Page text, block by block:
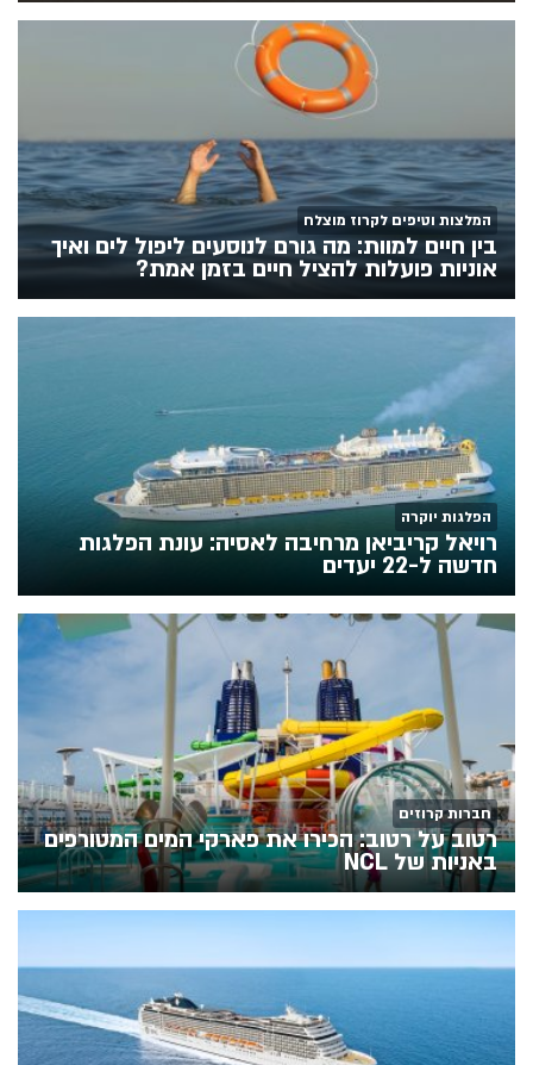
המלצות וטיפים לקרוז מוצלח
בין חיים למוות: מה גורם לנוסעים ליפול לים ואיך
אוניות פועלות להציל חיים בזמן אמת?
הפלגות יוקרה
רויאל קריביאן מרחיבה לאסיה: עונת הפלגות
חדשה ל-22 יעדים
חברות קרוזים
רטוב על רטוב: הכירו את פארקי המים המטורפים
באניות של NCL